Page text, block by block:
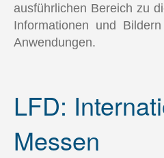
ausführlichen Bereich zu
Informationen und
Anwendungen.
LFD:
Messen